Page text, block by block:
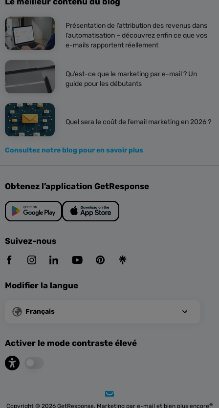
Présentation de l’attribution des revenus dans
l’automatisation – découvrez enfin ce que vos
e-mails rapportent réellement
Qu’est-ce que le marketing par e-mail ? Un
guide pour les débutants
Quel sera le coût de l’email marketing en 2026 ?
Consultez notre blog pour en savoir plus
Obtenez l’application GetResponse
Suivez-nous
Modifier la langue
Français
Activer le mode contraste élevé
Copyright © 2026 GetResponse. Marketing par e-mail et bien plus encore®